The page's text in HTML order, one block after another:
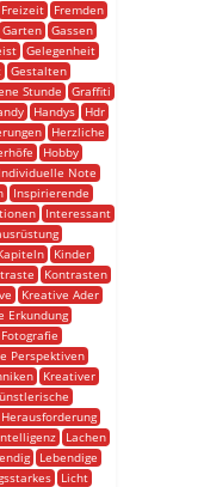
Freizeit
Fremden
Garten Gassen
Gelegenheit
Gestalten
Stunde
Graffiti
Handys
Hdr
Herzliche
Hobby
Individuelle Note
Inspirierende
Interessant
Kinder
Kontrasten
Kreative Ader
Erkundung
Perspektiven
Kreativer
Lachen
Lebendige
Licht